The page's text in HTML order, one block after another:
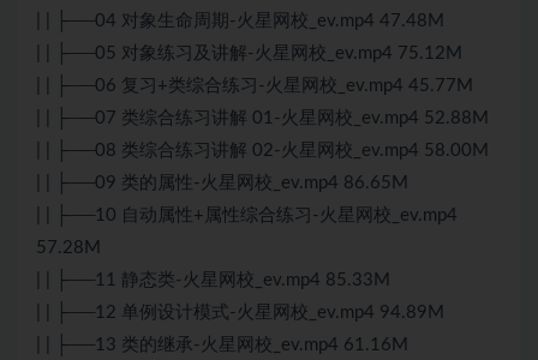
| | ├──04 对象生命周期-火星网校_ev.mp4 47.48M
| | ├──05 对象练习及讲解-火星网校_ev.mp4 75.12M
| | ├──06 复习+类综合练习-火星网校_ev.mp4 45.77M
| | ├──07 类综合练习讲解 01-火星网校_ev.mp4 52.88M
| | ├──08 类综合练习讲解 02-火星网校_ev.mp4 58.00M
| | ├──09 类的属性-火星网校_ev.mp4 86.65M
| | ├──10 自动属性+属性综合练习-火星网校_ev.mp4
57.28M
| | ├──11 静态类-火星网校_ev.mp4 85.33M
| | ├──12 单例设计模式-火星网校_ev.mp4 94.89M
| | ├──13 类的继承-火星网校_ev.mp4 61.16M